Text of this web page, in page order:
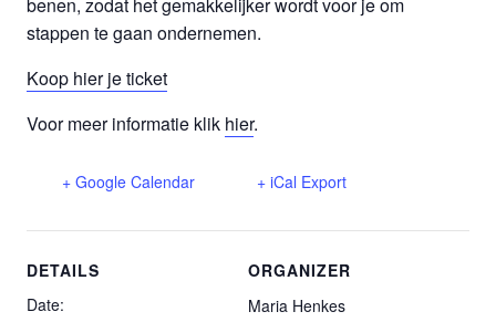
benen, zodat het gemakkelijker wordt voor je om
stappen te gaan ondernemen.
Koop hier je ticket
Voor meer informatie klik hier.
+ Google Calendar + iCal Export
DETAILS
Date:
ORGANIZER
Maria Henkes